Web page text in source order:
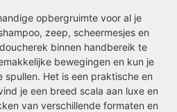
opbergruimte voor al je
zeep, scheermesjes en
binnen handbereik te
bewegingen en kun je
spullen. Het is een praktische en
je een breed scala aan luxe en
van verschillende formaten en